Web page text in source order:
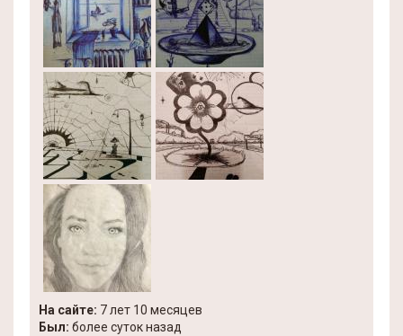
На сайте: 7 лет 10 месяцев
Был: более суток назад